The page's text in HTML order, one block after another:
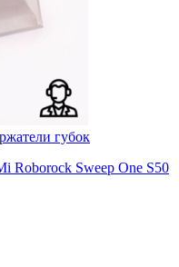
губок
Roborock Sweep One S50